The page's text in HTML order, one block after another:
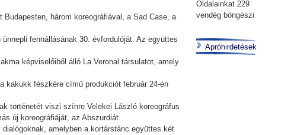
három koreográfiával, a Sad Case, a
fennállásának 30. évfordulóját. Az együttes
képviselőiből álló La Veronal társulatot, amely
kakukk fészkére című produkciót február 24-én
történetét viszi színre Velekei László koreográfus
új koreográfiáját, az Abszurdiát.
amelyben a kortárstánc együttes két
Oldalainkat 229
vendég böngészi
Apróhirdetések